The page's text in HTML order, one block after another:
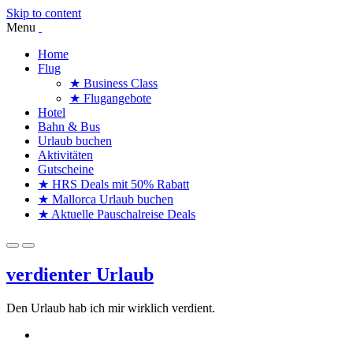
Skip to content
Menu
Home
Flug
★ Business Class
★ Flugangebote
Hotel
Bahn & Bus
Urlaub buchen
Aktivitäten
Gutscheine
★ HRS Deals mit 50% Rabatt
★ Mallorca Urlaub buchen
★ Aktuelle Pauschalreise Deals
verdienter Urlaub
Den Urlaub hab ich mir wirklich verdient.